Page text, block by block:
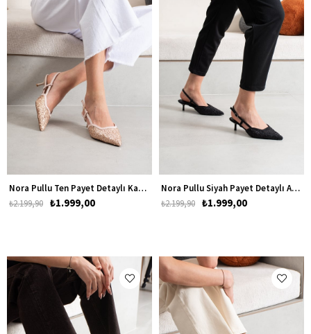
Nora Pullu Ten Payet Detaylı Kadın Alçak Topuklu Ayakkabı
₺1.999,00
₺2.199,90
Nora Pullu Siyah Payet Detaylı Alçak Topuklu Ayakkabı
₺1.999,00
₺2.199,90